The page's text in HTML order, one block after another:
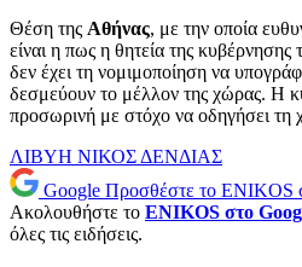
Θέση της Αθήνας, με την οποία
είναι η πως η θητεία της κυβέρνησης
δεν έχει τη νομιμοποίηση να
δεσμεύουν το μέλλον της χώρας. Η
προσωρινή με στόχο να οδηγήσει τη
ΛΙΒΥΗ ΝΙΚΟΣ ΔΕΝΔΙΑΣ
Google Προσθέστε το ENIKOS
Ακολουθήστε το ENIKOS στο
όλες τις ειδήσεις.